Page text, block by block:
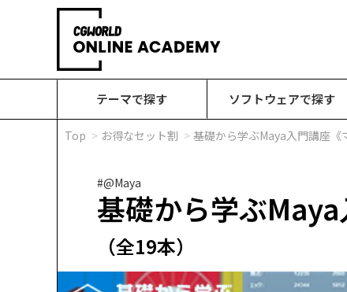
テーマで探す ソフトウェアで探す
Top お得なセット割 基礎から学ぶMaya入門講座《
#@Maya
基礎から学ぶMaya
（全19本）